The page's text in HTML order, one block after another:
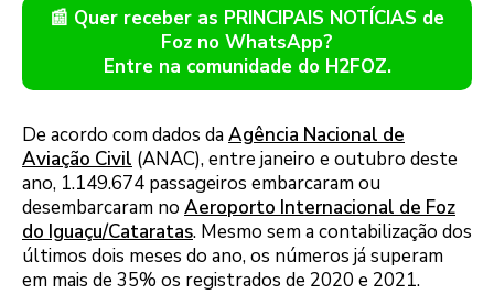
📰 Quer receber as PRINCIPAIS NOTÍCIAS de
Foz no WhatsApp?
Entre na comunidade do H2FOZ.
De acordo com dados daAgência Nacional de
Aviação Civil (ANAC), entre janeiro e outubro deste
ano, 1.149.674 passageiros embarcaram ou
desembarcaram no Aeroporto Internacional de Foz
do Iguaçu/Cataratas. Mesmo sem a contabilização dos
últimos dois meses do ano, os números já superam
em mais de 35% os registrados de 2020 e 2021.